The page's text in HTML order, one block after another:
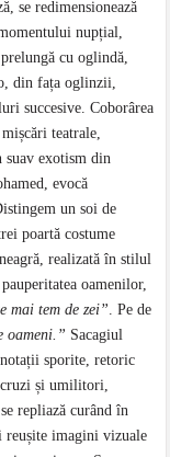
se redimensionează
nupțial,
cu oglindă,
din fața oglinzii,
succesive. Coborârea
teatrale,
suav exotism din
evocă
un soi de
poartă costume
realizată în stilul
oamenilor,
mai tem de zei”. Pe de
oameni.” Sacagiul
sporite, retoric
și umilitori,
repliază curând în
reușite imagini vizuale